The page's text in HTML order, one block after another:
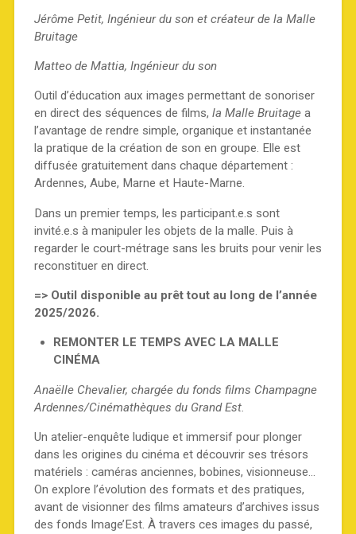
Jérôme Petit, Ingénieur du son et créateur de la Malle
Bruitage
Matteo de Mattia, Ingénieur du son
Outil d’éducation aux images permettant de sonoriser
en direct des séquences de films, la Malle Bruitage a
l’avantage de rendre simple, organique et instantanée
la pratique de la création de son en groupe. Elle est
diffusée gratuitement dans chaque département :
Ardennes, Aube, Marne et Haute-Marne.
Dans un premier temps, les participant.e.s sont
invité.e.s à manipuler les objets de la malle. Puis à
regarder le court-métrage sans les bruits pour venir les
reconstituer en direct.
=> Outil disponible au prêt tout au long de l’année
2025/2026.
REMONTER LE TEMPS AVEC LA MALLE
CINÉMA
Anaëlle Chevalier, chargée du fonds films Champagne
Ardennes/Cinémathèques du Grand Est.
Un atelier-enquête ludique et immersif pour plonger
dans les origines du cinéma et découvrir ses trésors
matériels : caméras anciennes, bobines, visionneuse…
On explore l’évolution des formats et des pratiques,
avant de visionner des films amateurs d’archives issus
des fonds Image’Est. À travers ces images du passé,